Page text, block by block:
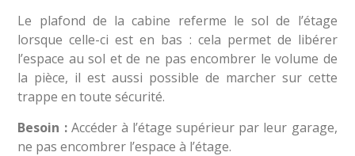
Le plafond de la cabine referme le sol de l’étage
lorsque celle-ci est en bas : cela permet de libérer
l’espace au sol et de ne pas encombrer le volume de
la pièce, il est aussi possible de marcher sur cette
trappe en toute sécurité.
Besoin :Accéder à l’étage supérieur par leur garage,
ne pas encombrer l’espace à l’étage.